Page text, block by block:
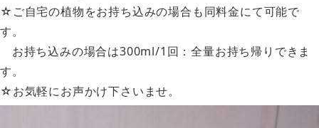
☆ご自宅の植物をお持ち込みの場合も同料金にて可能で
す。
お持ち込みの場合は300ml/1回：全量お持ち帰りできま
す。
☆お気軽にお声かけ下さいませ。